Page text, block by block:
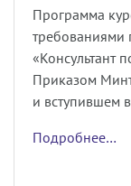
Программа
требованиями
«Консультант
Приказом
и вступившем
Подробнее…